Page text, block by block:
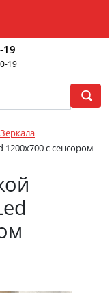
19
19
Зеркала
1200х700 с сенсором